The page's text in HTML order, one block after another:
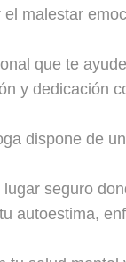
el malestar
que te
y dedicación
dispone de
seguro
autoestima,